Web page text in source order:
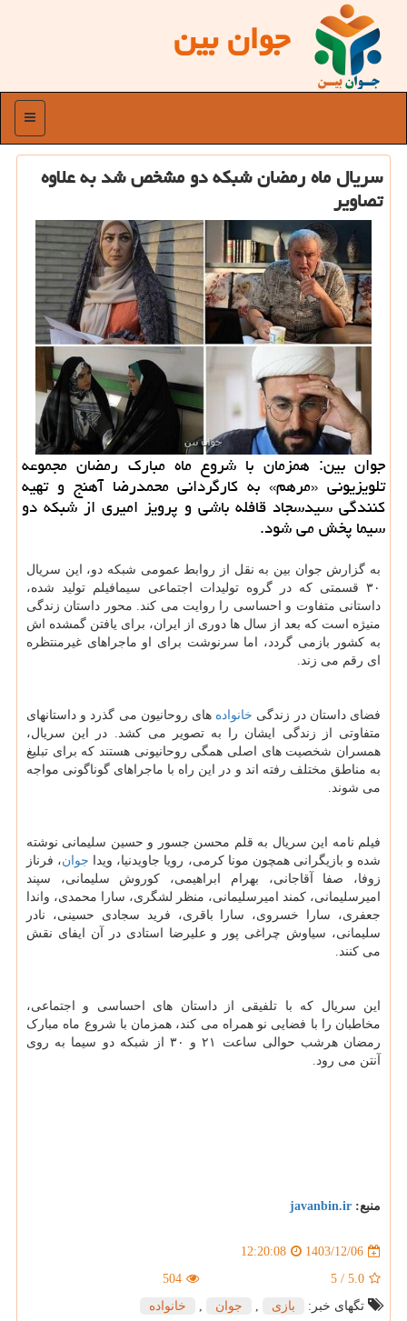
جوان بین
منو
سریال ماه رمضان شبکه دو مشخص شد به علاوه
تصاویر
جوان بین: همزمان با شروع ماه مبارک رمضان مجموعه
تلویزیونی «مرهم» به کارگردانی محمدرضا آهنج و تهیه
کنندگی سیدسجاد قافله باشی و پرویز امیری از شبکه دو
سیما پخش می شود.
به گزارش جوان بین به نقل از روابط عمومی شبکه دو، این سریال
۳۰ قسمتی که در گروه تولیدات اجتماعی سیمافیلم تولید شده،
داستانی متفاوت و احساسی را روایت می کند. محور داستان زندگی
منیژه است که بعد از سال ها دوری از ایران، برای یافتن گمشده اش
به کشور بازمی گردد، اما سرنوشت برای او ماجراهای غیرمنتظره
ای رقم می زند.
فضای داستان در زندگی خانواده های روحانیون می گذرد و داستانهای
متفاوتی از زندگی ایشان را به تصویر می کشد. در این سریال،
همسران شخصیت های اصلی همگی روحانیونی هستند که برای تبلیغ
به مناطق مختلف رفته اند و در این راه با ماجراهای گوناگونی مواجه
می شوند.
فیلم نامه این سریال به قلم محسن جسور و حسین سلیمانی نوشته
شده و بازیگرانی همچون مونا کرمی، رویا جاویدنیا، ویدا جوان، فرناز
زوفا، صفا آقاجانی، بهرام ابراهیمی، کوروش سلیمانی، سپند
امیرسلیمانی، کمند امیرسلیمانی، منظر لشگری، سارا محمدی، واندا
جعفری، سارا خسروی، سارا باقری، فرید سجادی حسینی، نادر
سلیمانی، سیاوش چراغی پور و علیرضا استادی در آن ایفای نقش
می کنند.
این سریال که با تلفیقی از داستان های احساسی و اجتماعی،
مخاطبان را با فضایی نو همراه می کند، همزمان با شروع ماه مبارک
رمضان هرشب حوالی ساعت ۲۱ و ۳۰ از شبکه دو سیما به روی
آنتن می رود.
منبع: javanbin.ir
1403/12/06
12:20:08
5.0
/
5
504
تگهای خبر:
بازی , جوان , خانواده